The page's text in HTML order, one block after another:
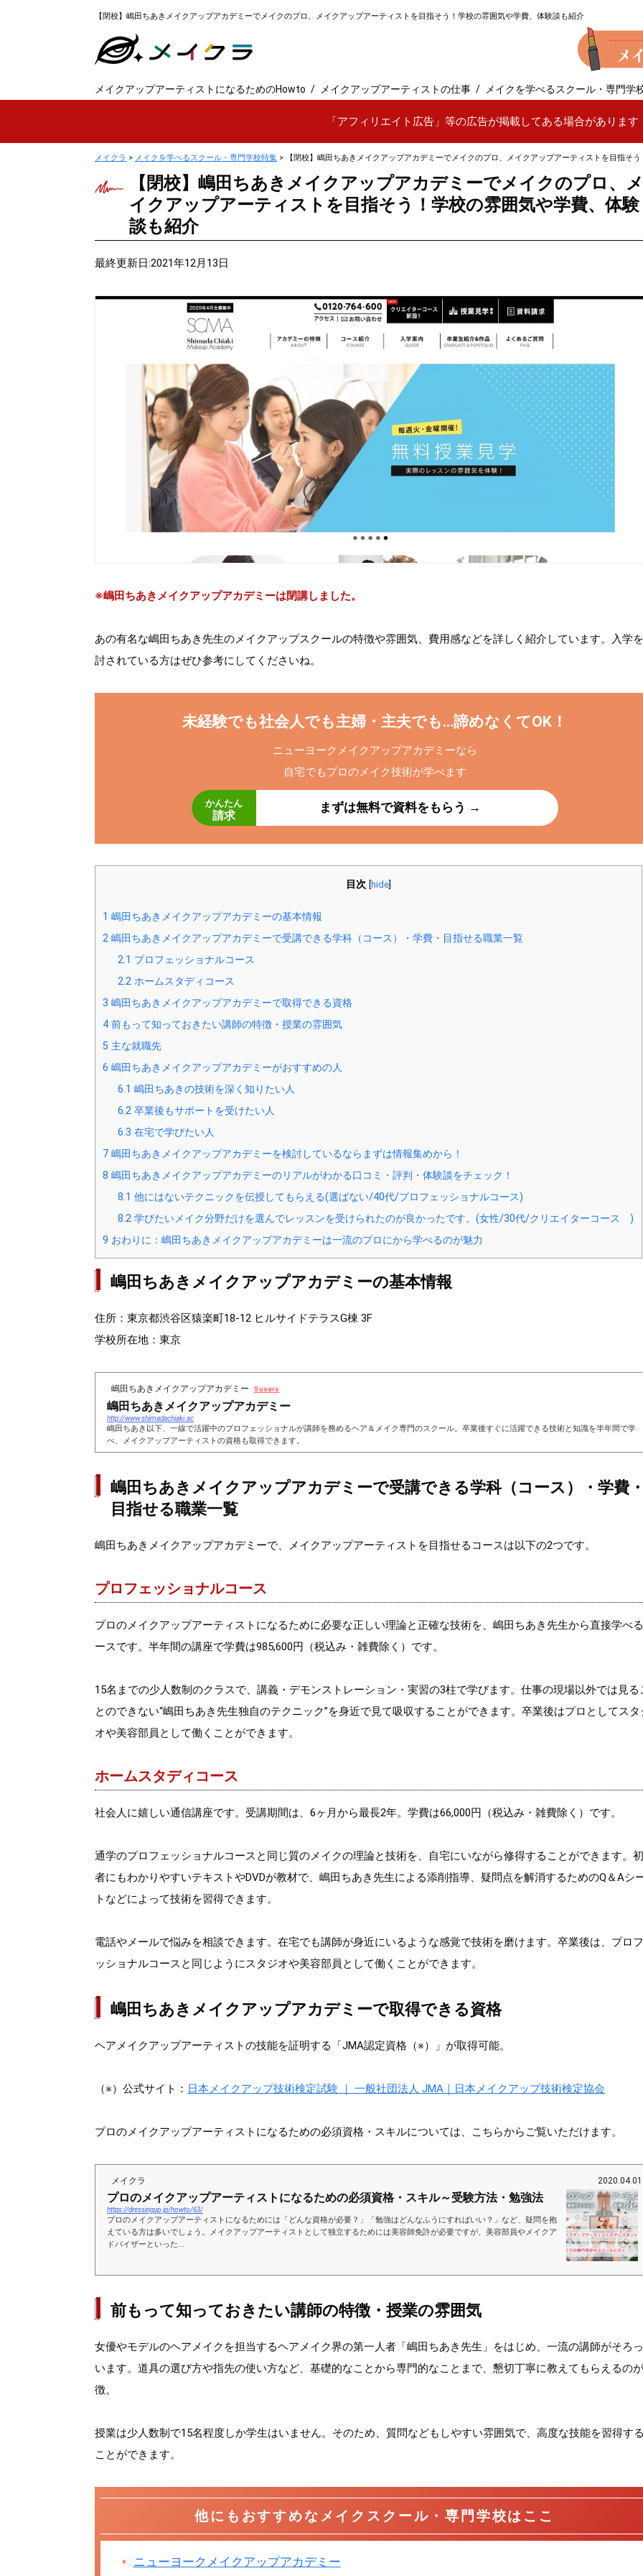
【閉校】嶋田ちあきメイクアップアカデミーでメイクのプロ、メイクアップアーティストを目指そう！学校の雰囲気や学費、体験談も紹介
メイクアップアーティストになるためのHowto メイクアップアーティストの仕事 メイクを学べるスクール・専門学
「アフィリエイト広告」等の広告が掲載してある場合があります
メイクラ > メイクを学べるスクール・専門学校特集 > 【閉校】嶋田ちあきメイクアップアカデミーでメイクのプロ、メイクアップアーティストを目指そ
【閉校】嶋田ちあきメイクアップアカデミーでメイクのプロ、メ
イクアップアーティストを目指そう！学校の雰囲気や学費、体験
談も紹介
最終更新日:2021年12月13日
※嶋田ちあきメイクアップアカデミーは閉講しました。
あの有名な嶋田ちあき先生のメイクアップスクールの特徴や雰囲気、費用感などを詳しく紹介しています。入学
討されている方はぜひ参考にしてくださいね。
未経験でも社会人でも主婦・主夫でも…諦めなくてOK！
ニューヨークメイクアップアカデミーなら
自宅でもプロのメイク技術が学べます
かんたん
請求
まずは無料で資料をもらう →
目次 hide
1 嶋田ちあきメイクアップアカデミーの基本情報
2 嶋田ちあきメイクアップアカデミーで受講できる学科（コース）・学費・目指せる職業一覧
2.1 プロフェッショナルコース
2.2 ホームスタディコース
3 嶋田ちあきメイクアップアカデミーで取得できる資格
4 前もって知っておきたい講師の特徴・授業の雰囲気
5 主な就職先
6 嶋田ちあきメイクアップアカデミーがおすすめの人
6.1 嶋田ちあきの技術を深く知りたい人
6.2 卒業後もサポートを受けたい人
6.3 在宅で学びたい人
7 嶋田ちあきメイクアップアカデミーを検討しているならまずは情報集めから！
8 嶋田ちあきメイクアップアカデミーのリアルがわかる口コミ・評判・体験談をチェック！
8.1 他にはないテクニックを伝授してもらえる(選ばない/40代/プロフェッショナルコース)
8.2 学びたいメイク分野だけを選んでレッスンを受けられたのが良かったです。(女性/30代/クリエイターコース )
9 おわりに：嶋田ちあきメイクアップアカデミーは一流のプロにから学べるのが魅力
嶋田ちあきメイクアップアカデミーの基本情報
住所：東京都渋谷区猿楽町18-12 ヒルサイドテラスG棟 3F
学校所在地：東京
嶋田ちあきメイクアップアカデミー 5 users
嶋田ちあきメイクアップアカデミー
http://www.shimadachiaki.ac
嶋田ちあき以下、一線で活躍中のプロフェッショナルが講師を務めるヘア＆メイク専門のスクール。卒業後すぐに活躍できる技術と知識を半年間で学
べ、メイクアップアーティストの資格も取得できます。
嶋田ちあきメイクアップアカデミーで受講できる学科（コース）・学費・
目指せる職業一覧
嶋田ちあきメイクアップアカデミーで、メイクアップアーティストを目指せるコースは以下の2つです。
プロフェッショナルコース
プロのメイクアップアーティストになるために必要な正しい理論と正確な技術を、嶋田ちあき先生から直接学べ
ースです。半年間の講座で学費は985,600円（税込み・雑費除く）です。
15名までの少人数制のクラスで、講義・デモンストレーション・実習の3柱で学びます。仕事の現場以外では見る
とのできない“嶋田ちあき先生独自のテクニック”を身近で見て吸収することができます。卒業後はプロとしてスタ
オや美容部員として働くことができます。
ホームスタディコース
社会人に嬉しい通信講座です。受講期間は、6ヶ月から最長2年。学費は66,000円（税込み・雑費除く）です。
通学のプロフェッショナルコースと同じ質のメイクの理論と技術を、自宅にいながら修得することができます。
者にもわかりやすいテキストやDVDが教材で、嶋田ちあき先生による添削指導、疑問点を解消するためのQ＆Aシ
トなどによって技術を習得できます。
電話やメールで悩みを相談できます。在宅でも講師が身近にいるような感覚で技術を磨けます。卒業後は、プロ
ッショナルコースと同じようにスタジオや美容部員として働くことができます。
嶋田ちあきメイクアップアカデミーで取得できる資格
ヘアメイクアップアーティストの技能を証明する「JMA認定資格（※）」が取得可能。
（※）公式サイト： 日本メイクアップ技術検定試験 ｜ 一般社団法人 JMA｜日本メイクアップ技術検定協会
プロのメイクアップアーティストになるための必須資格・スキルについては、こちらからご覧いただけます。
メイクラ 2020.04.01
プロのメイクアップアーティストになるための必須資格・スキル～受験方法・勉強法
https://dressingup.jp/howto/63/
プロのメイクアップアーティストになるためには「どんな資格が必要？」「勉強はどんなふうにすればいい？」など、疑問を抱
えている方は多いでしょう。メイクアップアーティストとして独立するためには美容師免許が必要ですが、美容部員やメイクア
ドバイザーといった...
前もって知っておきたい講師の特徴・授業の雰囲気
女優やモデルのヘアメイクを担当するヘアメイク界の第一人者「嶋田ちあき先生」をはじめ、一流の講師がそろ
います。道具の選び方や指先の使い方など、基礎的なことから専門的なことまで、懇切丁寧に教えてもらえるの
徴。
授業は少人数制で15名程度しか学生はいません。そのため、質問などもしやすい雰囲気で、高度な技能を習得する
ことができます。
他にもおすすめなメイクスクール・専門学校はここ
ニューヨークメイクアップアカデミー